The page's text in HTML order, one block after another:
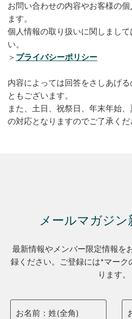
お問い合わせの内容やお客様の
ます。
個人情報の取り扱いに関しまして
い。
＞ プライバシーポリシー
内容によっては回答をさしあげ
ともございます。
また、土日、祝祭日、年末年始
の対応となりますのでご了承くだ
メールマガジン
最新情報やメンバー限定情報を
録ください。ご登録には*マーク
ります。
お名前：姓(全角)